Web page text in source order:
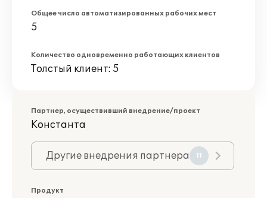
Общее число автоматизированных рабочих мест
5
Количество одновременно работающих клиентов
Толстый клиент: 5
Партнер, осуществивший внедрение/проект
Константа
Другие внедрения партнера 11
Продукт